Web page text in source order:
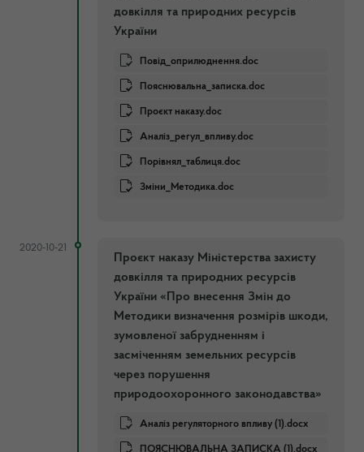
довкілля та природних ресурсів
України
Повiд_оприлюднення.doc
Пояснювальна_записка.doc
Проєкт наказу.doc
Аналіз_регул_впливу.doc
Порiвнял_таблиця.doc
Зміни_Методика.doc
2020-10-21
Проєкт наказу Міністерства захисту
довкілля та природних ресурсів
України «Про внесення Змін до
Методики визначення розмірів шкоди,
зумовленої забрудненням і
засміченням земельних ресурсів
через порушення
природоохоронного законодавства»
Аналіз регуляторного впливу (1).docx
ПОЯСНЮВАЛЬНА ЗАПИСКА (1).docx